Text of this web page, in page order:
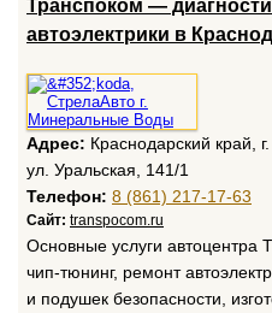
Транспоком —
автоэлектрики в
Адрес: Краснодарский край,
ул. Уральская, 141/1
Телефон: 8 (861) 217-17-63
Сайт: transpocom.ru
Основные услуги автоцентра
чип-тюнинг, ремонт
и подушек безопасности,